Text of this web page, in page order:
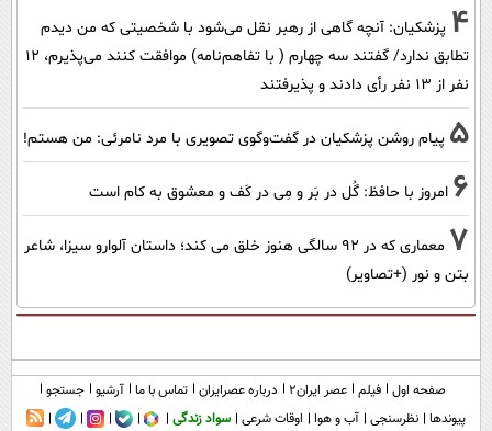
4 پزشکیان‌: آنچه گاهی از رهبر نقل می‌شود با شخصیتی که من دیدم
تطابق ندارد/ گفتند سه چهارم ( با تفاهم‌نامه) موافقت کنند می‌پذیرم، 12
نفر از 13 نفر رأی دادند و پذیرفتند
5 پیام روشن پزشکیان در گفت‌و‌گوی تصویری با مرد نامرئی: من هستم!
6 امروز با حافظ: گُل در بَر و مِی در کَف و معشوق به کام است
7
معماری که در 92 سالگی هنوز خلق می کند؛ داستان آلوارو سیزا، شاعر
بتن و نور (+تصاویر)
صفحه اول فیلم عصر ایران۲ درباره عصرایران تماس با ما آرشیو جستجو
پیوندها نظرسنجی آب و هوا اوقات شرعی سواد زندگی